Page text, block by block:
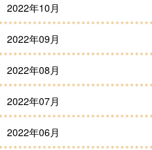
2022年10月
2022年09月
2022年08月
2022年07月
2022年06月